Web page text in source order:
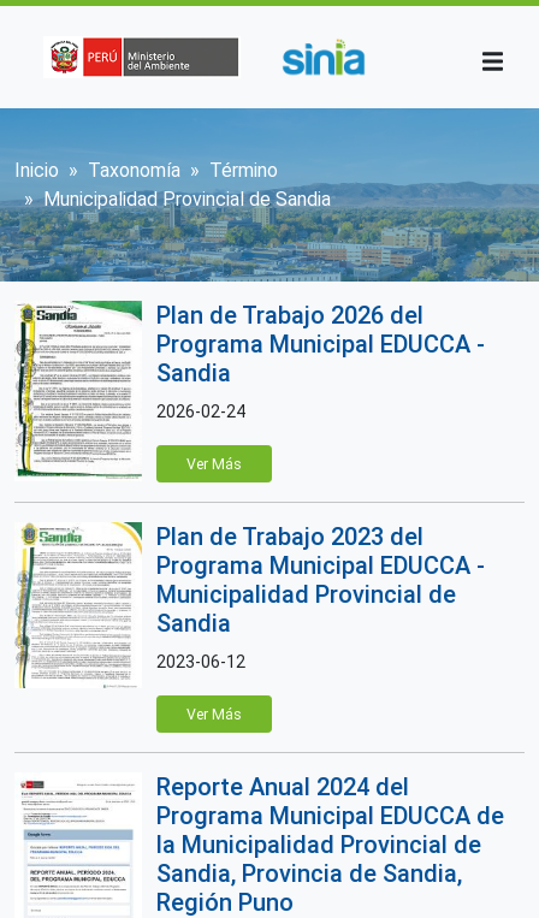
Sobrescribir enlaces de ayuda a la
Inicio Taxonomía
Término
Municipalidad Provincial de Sandia
Plan de Trabajo 2026 del
Programa Municipal EDUCCA -
Sandia
2026-02-24
Ver Más
Plan de Trabajo 2023 del
Programa Municipal EDUCCA -
Municipalidad Provincial de
Sandia
2023-06-12
Ver Más
Reporte Anual 2024 del
Programa Municipal EDUCCA de
la Municipalidad Provincial de
Sandia, Provincia de Sandia,
Región Puno